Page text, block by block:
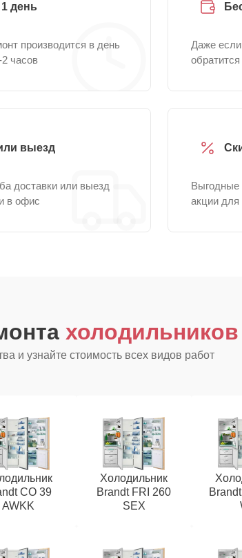
день
производится в день
2 часов
Даже
выезд
доставки или выезд
в офис
Выгодные
акции для
и узнайте стоимость всех видов работ
CO 39
AWKK
Холодильник
Brandt FRI 260
SEX